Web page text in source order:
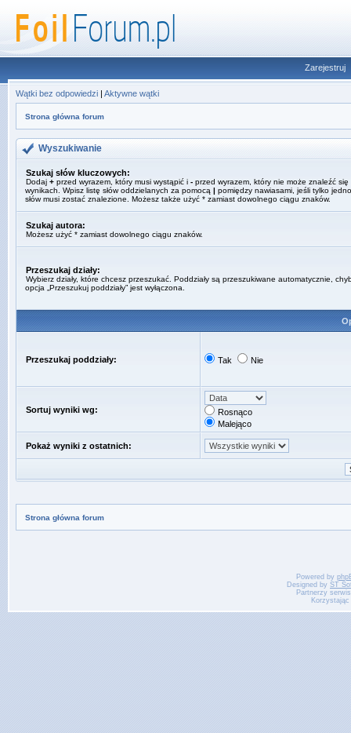
Zarejestruj
Wątki bez odpowiedzi | Aktywne wątki
Strona główna forum
Wyszukiwanie
Szukaj słów kluczowych:
Dodaj + przed wyrazem, który musi wystąpić i - przed wyrazem, który nie może znaleźć się
wynikach. Wpisz listę słów oddzielanych za pomocą | pomiędzy nawiasami, jeśli tylko
słów musi zostać znalezione. Możesz także użyć * zamiast dowolnego ciągu znaków.
Szukaj autora:
Możesz użyć * zamiast dowolnego ciągu znaków.
Przeszukaj działy:
Wybierz działy, które chcesz przeszukać. Poddziały są przeszukiwane automatycznie,
opcja „Przeszukuj poddziały” jest wyłączona.
Przeszukaj poddziały: Tak Nie
Sortuj wyniki wg:
Rosnąco
Malejąco
Pokaż wyniki z ostatnich:
Strona główna forum
Powered by
Designed by ST
Partnerzy